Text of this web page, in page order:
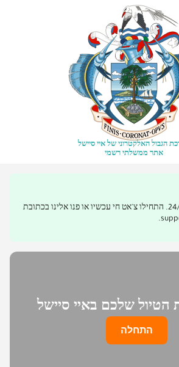
הגבול האלקטרוני של איי סיישל
אתר ממשלתי רשמי
הצוות שלנו זמין 24/7. התחילו צ'אט חי עכשיו או פנו אלינו בכתובת
הטיול שלכם באיי סיישל
התחלה